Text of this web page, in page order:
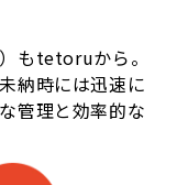
もtetoruから。
納時には迅速に
管理と効率的な